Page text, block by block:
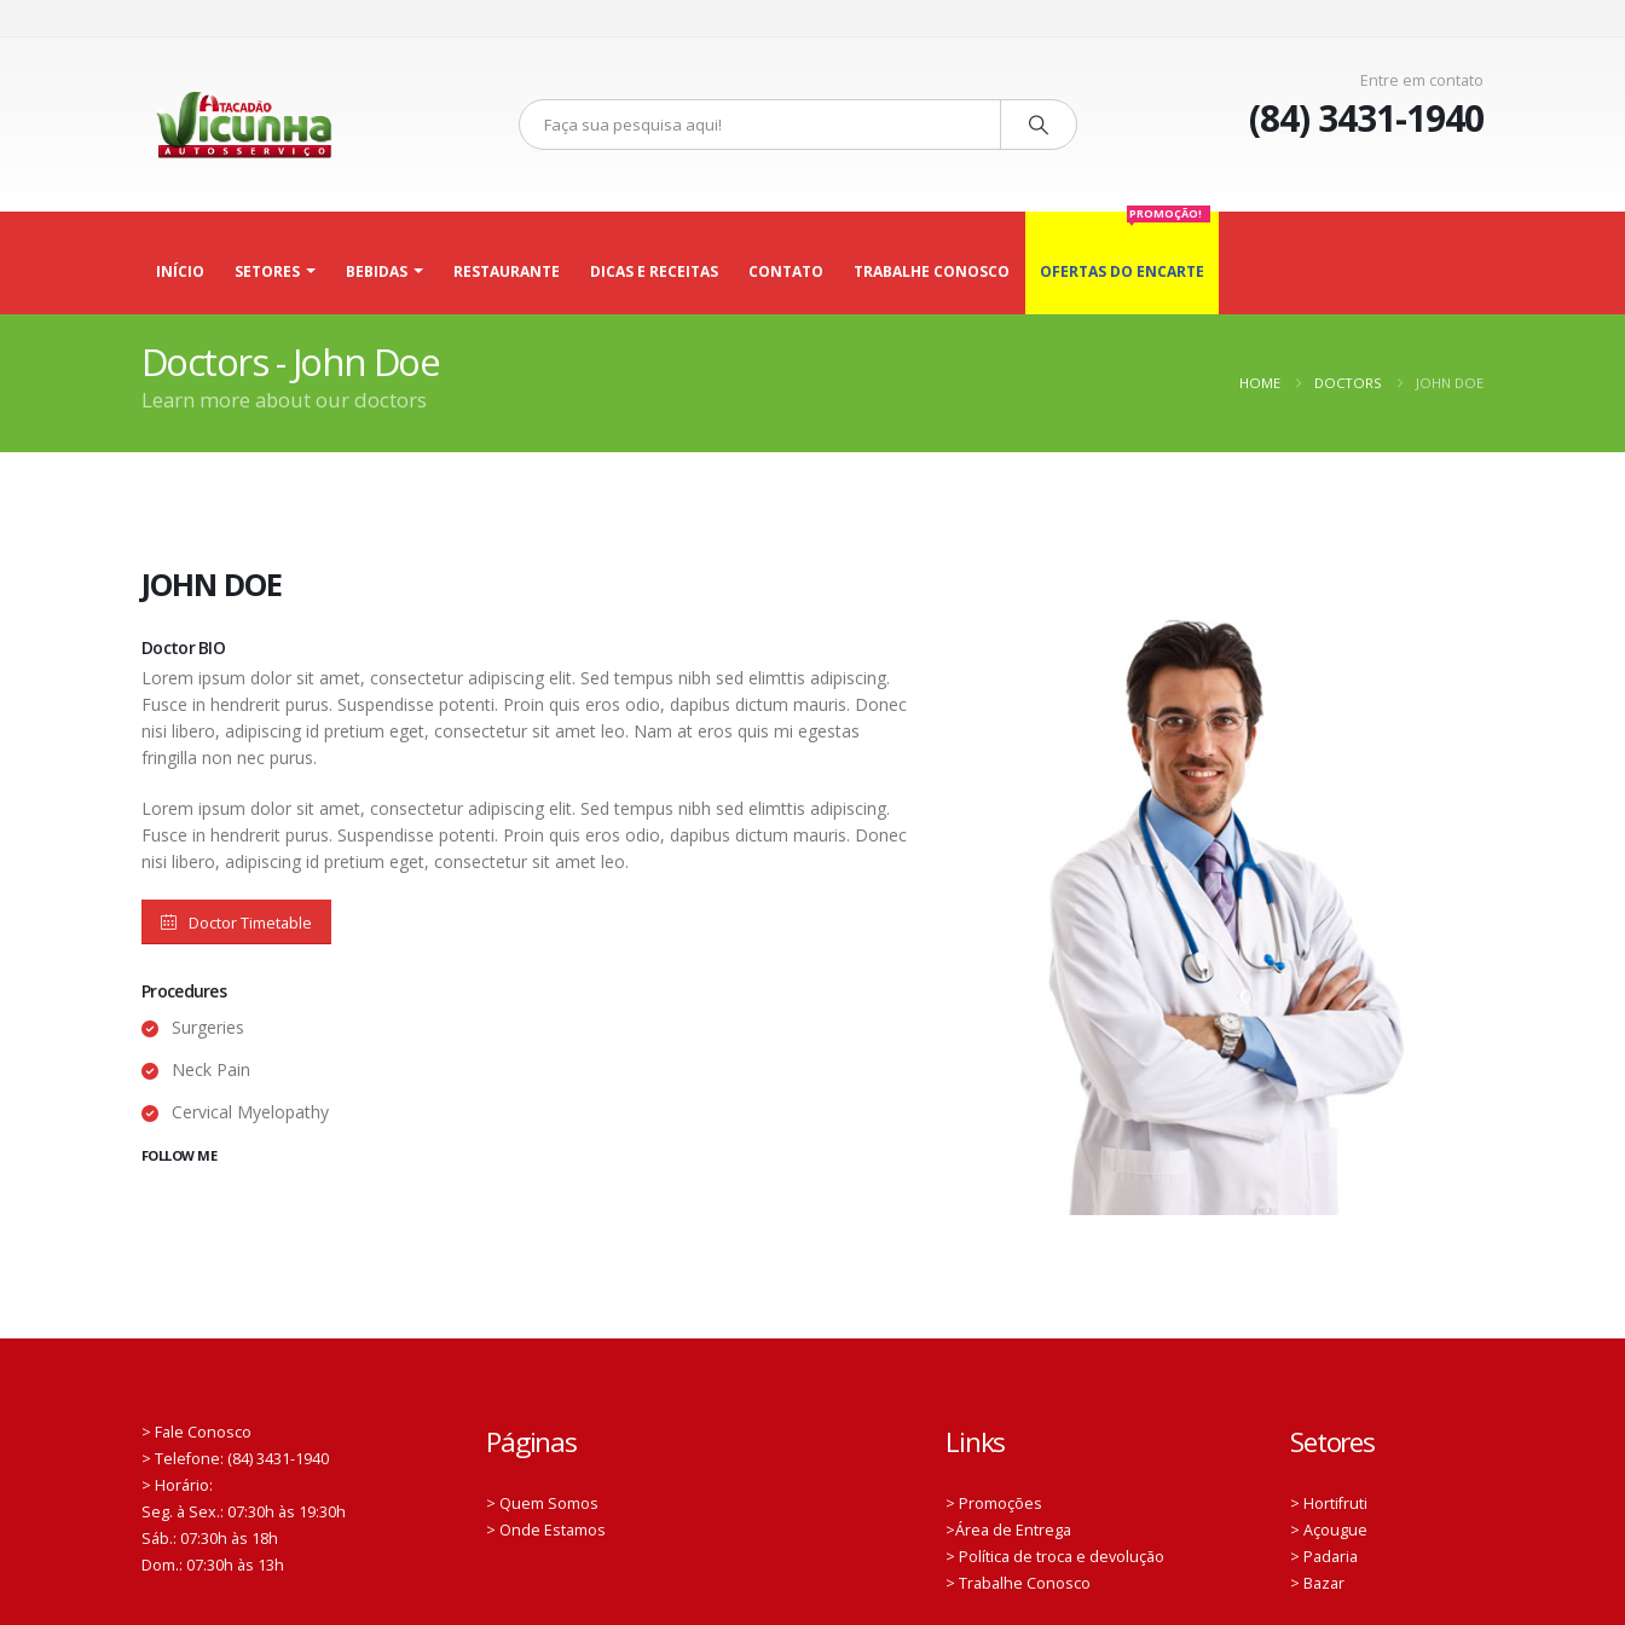
Entre em contato
(84) 3431-1940
INÍCIO SETORES BEBIDAS RESTAURANTE DICAS E RECEITAS CONTATO TRABALHE CONOSCO OFERTAS DO ENCARTE
PROMOÇÃO!
Doctors - John Doe
Learn more about our doctors
HOME DOCTORS JOHN DOE
JOHN DOE
Doctor BIO
Lorem ipsum dolor sit amet, consectetur adipiscing elit. Sed tempus nibh sed elimttis adipiscing.
Fusce in hendrerit purus. Suspendisse potenti. Proin quis eros odio, dapibus dictum mauris. Donec
nisi libero, adipiscing id pretium eget, consectetur sit amet leo. Nam at eros quis mi egestas
fringilla non nec purus.
Lorem ipsum dolor sit amet, consectetur adipiscing elit. Sed tempus nibh sed elimttis adipiscing.
Fusce in hendrerit purus. Suspendisse potenti. Proin quis eros odio, dapibus dictum mauris. Donec
nisi libero, adipiscing id pretium eget, consectetur sit amet leo.
Doctor Timetable
Procedures
Surgeries
Neck Pain
Cervical Myelopathy
FOLLOW ME
> Fale Conosco
> Telefone: (84) 3431-1940
> Horário:
Seg. à Sex.: 07:30h às 19:30h
Sáb.: 07:30h às 18h
Dom.: 07:30h às 13h
Páginas
> Quem Somos
> Onde Estamos
Links
> Promoções
>Área de Entrega
> Política de troca e devolução
> Trabalhe Conosco
Setores
> Hortifruti
> Açougue
> Padaria
> Bazar